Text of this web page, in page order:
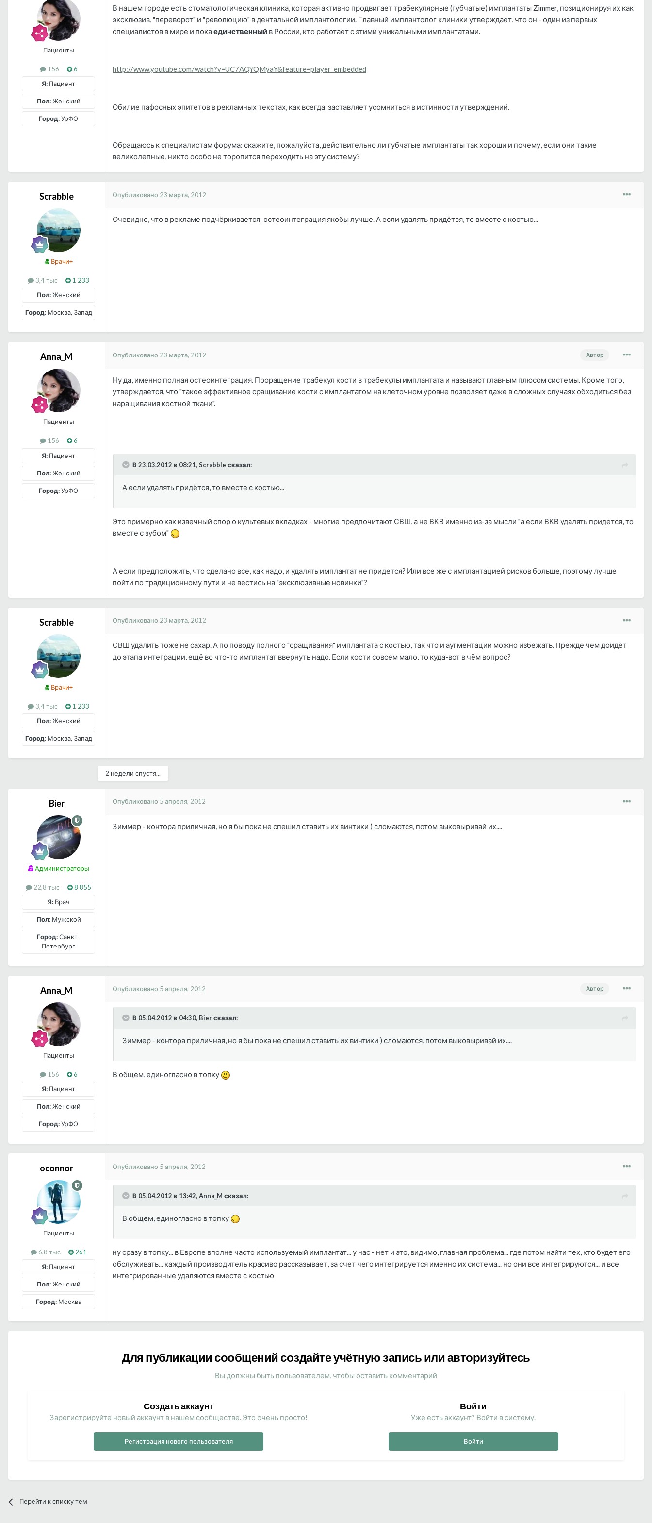
Пациенты
156
6
Я: Пациент
Пол:Женский
Город:УрФО
В нашем городе есть стоматологическая клиника, которая активно продвигает трабекулярные (губчатые) имплантаты Zimmer, позиционируя их как
эксклюзив, "переворот" и "революцию" в дентальной имплантологии. Главный имплантолог клиники утверждает, что он - один из первых
специалистов в мире и покаединственный в России, кто работает с этими уникальными имплантатами.
http://www.youtube.com/watch?v=UC7AQYQMyaY&feature=player_embedded
Обилие пафосных эпитетов в рекламных текстах, как всегда, заставляет усомниться в истинности утверждений.
Обращаюсь к специалистам форума: скажите, пожалуйста, действительно ли губчатые имплантаты так хороши и почему, если они такие
великолепные, никто особо не торопится переходить на эту систему?
Scrabble
Врачи+
3,4 тыс
1 233
Пол:Женский
Город:Москва, Запад
Опубликовано 23 марта, 2012
Очевидно, что в рекламе подчёркивается: остеоинтеграция якобы лучше. А если удалять придётся, то вместе с костью...
Anna_M
Пациенты
156
6
Я: Пациент
Пол:Женский
Город:УрФО
Автор
Опубликовано 23 марта, 2012
Ну да, именно полная остеоинтеграция. Проращение трабекул кости в трабекулы имплантата и называют главным плюсом системы. Кроме того,
утверждается, что "такое эффективное сращивание кости с имплантатом на клеточном уровне позволяет даже в сложных случаях обходиться без
наращивания костной ткани".
В 23.03.2012 в 08:21, Scrabble сказал:
А если удалять придётся, то вместе с костью...
Это примерно как извечный спор о культевых вкладках - многие предпочитают СВШ, а не ВКВ именно из-за мысли "а если ВКВ удалять придется, то
вместе с зубом"
А если предположить, что сделано все, как надо, и удалять имплантат не придется? Или все же с имплантацией рисков больше, поэтому лучше
пойти по традиционному пути и не вестись на "эксклюзивные новинки"?
Scrabble
Врачи+
3,4 тыс
1 233
Пол:Женский
Город:Москва, Запад
Опубликовано 23 марта, 2012
СВШ удалить тоже не сахар. А по поводу полного "сращивания" имплантата с костью, так что и аугментации можно избежать. Прежде чем дойдёт
до этапа интеграции, ещё во что-то имплантат ввернуть надо. Если кости совсем мало, то куда-вот в чём вопрос?
2 недели спустя...
Bier
Администраторы
22,8 тыс
8 855
Я: Врач
Пол:Мужской
Город:Санкт-
Петербург
Опубликовано 5 апреля, 2012
Зиммер - контора приличная, но я бы пока не спешил ставить их винтики ) сломаются, потом выковыривай их....
Anna_M
Пациенты
156
6
Я: Пациент
Пол:Женский
Город:УрФО
Автор
Опубликовано 5 апреля, 2012
В 05.04.2012 в 04:30, Bier сказал:
Зиммер - контора приличная, но я бы пока не спешил ставить их винтики ) сломаются, потом выковыривай их....
В общем, единогласно в топку
oconnor
Пациенты
6,8 тыс
261
Я: Пациент
Пол:Женский
Город:Москва
Опубликовано 5 апреля, 2012
В 05.04.2012 в 13:42, Anna_M сказал:
В общем, единогласно в топку
ну сразу в топку... в Европе вполне часто используемый имплантат... у нас - нет и это, видимо, главная проблема... где потом найти тех, кто будет его
обслуживать... каждый производитель красиво рассказывает, за счет чего интегрируется именно их система... но они все интегрируются... и все
интегрированные удаляются вместе с костью
Для публикации сообщений создайте учётную запись или авторизуйтесь
Вы должны быть пользователем, чтобы оставить комментарий
Создать аккаунт
Зарегистрируйте новый аккаунт в нашем сообществе. Это очень просто!
Регистрация нового пользователя
Войти
Уже есть аккаунт? Войти в систему.
Войти
Перейти к списку тем